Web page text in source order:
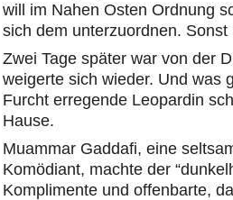
will im Nahen Osten Ordnung
sich dem unterzuordnen.
Zwei Tage später war von der
weigerte sich wieder. Und was
Furcht erregende Leopardin
Hause.
Muammar Gaddafi, eine
Komödiant, machte der
Komplimente und offenbarte,